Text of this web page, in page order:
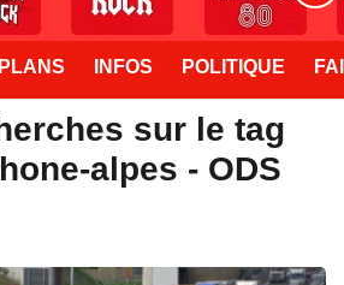
INFOS POLITIQUE
sur le tag
alpes - ODS